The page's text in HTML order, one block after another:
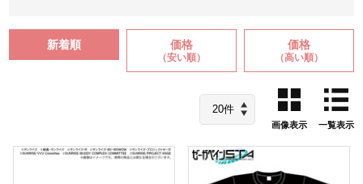
新着順 価格
（安い順）
価格
（高い順）
画像表示 一覧表示